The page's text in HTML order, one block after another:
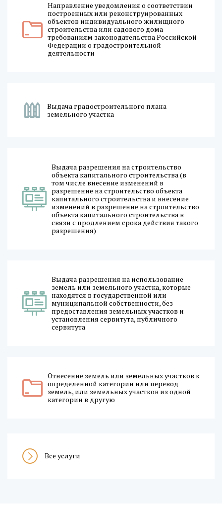
Направление уведомления о соответствии
построенных или реконструированных
объектов индивидуального жилищного
строительства или садового дома
требованиям законодательства Российской
Федерации о градостроительной
деятельности
Выдача градостроительного плана
земельного участка
Выдача разрешения на строительство
объекта капитального строительства (в
том числе внесение изменений в
разрешение на строительство объекта
капитального строительства и внесение
изменений в разрешение на строительство
объекта капитального строительства в
связи с продлением срока действия такого
разрешения)
Выдача разрешения на использование
земель или земельного участка, которые
находятся в государственной или
муниципальной собственности, без
предоставления земельных участков и
установления сервитута, публичного
сервитута
Отнесение земель или земельных участков к
определенной категории или перевод
земель, или земельных участков из одной
категории в другую
Все услуги